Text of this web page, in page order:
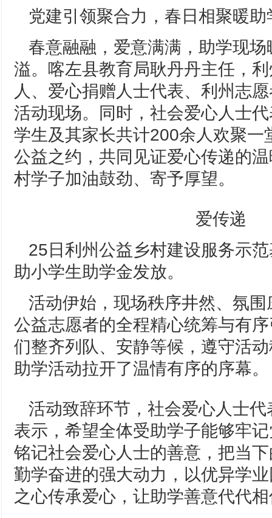
党建引领聚合力，春日相聚暖助
春意融融，爱意满满，助学现
溢。喀左县教育局耿丹丹主任，
人、爱心捐赠人士代表、利州志
活动现场。同时，社会爱心人士
学生及其家长共计200余人欢聚一
公益之约，共同见证爱心传递的
村学子加油鼓劲、寄予厚望。
爱传递
25日利州公益乡村建设服务示
助小学生助学金发放。
活动伊始，现场秩序井然、氛
公益志愿者的全程精心统筹与有
们整齐列队、安静等候，遵守活
助学活动拉开了温情有序的序幕。
活动致辞环节，社会爱心人士
表示，希望全体受助学子能够牢
铭记社会爱心人士的善意，把当
勤学奋进的强大动力，以优异学
之心传承爱心，让助学善意代代